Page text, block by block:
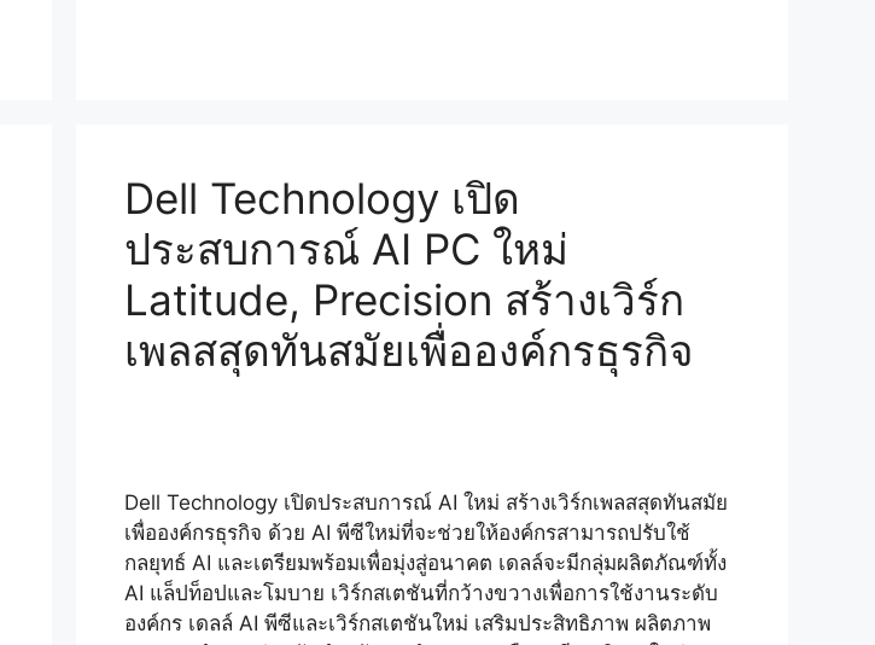
Dell Technology เปิด
ประสบการณ์ AI PC ใหม่
Latitude, Precision สร้างเวิร์ก
เพลสสุดทันสมัยเพื่อองค์กรธุรกิจ
Dell Technology เปิดประสบการณ์ AI ใหม่ สร้างเวิร์กเพลสสุดทันสมัย
เพื่อองค์กรธุรกิจ ด้วย AI พีซีใหม่ที่จะช่วยให้องค์กรสามารถปรับใช้
กลยุทธ์ AI และเตรียมพร้อมเพื่อมุ่งสู่อนาคต เดลล์จะมีกลุ่มผลิตภัณฑ์ทั้ง
AI แล็ปท็อปและโมบาย เวิร์กสเตชันที่กว้างขวางเพื่อการใช้งานระดับ
องค์กร เดลล์ AI พีซีและเวิร์กสเตชันใหม่ เสริมประสิทธิภาพ ผลิตภาพ